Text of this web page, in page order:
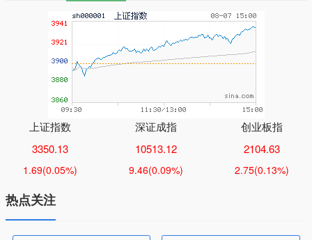
上证指数
3350.13
1.69(0.05%)
深证成指
10513.12
9.46(0.09%)
创业板指
2104.63
2.75(0.13%)
热点关注